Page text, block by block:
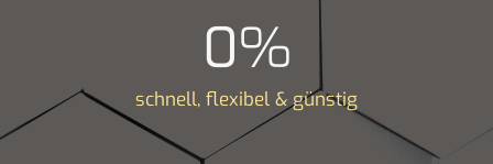
0%
schnell, flexibel & günstig